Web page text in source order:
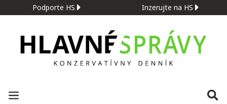
Podporte HS Inzerujte na HS